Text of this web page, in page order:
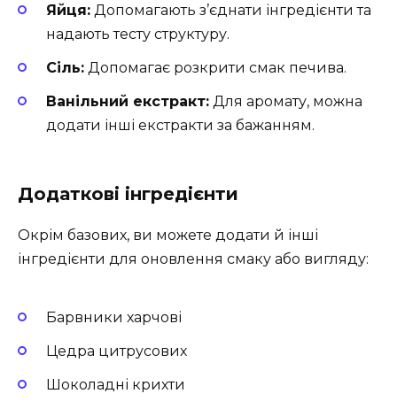
Яйця: Допомагають з’єднати інгредієнти та
надають тесту структуру.
Сіль: Допомагає розкрити смак печива.
Ванільний екстракт: Для аромату, можна
додати інші екстракти за бажанням.
Додаткові інгредієнти
Окрім базових, ви можете додати й інші
інгредієнти для оновлення смаку або вигляду:
Барвники харчові
Цедра цитрусових
Шоколадні крихти